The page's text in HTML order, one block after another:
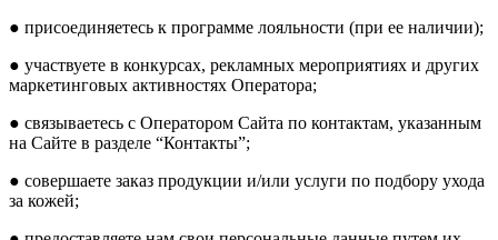
● присоединяетесь к программе лояльности (при ее наличии);
● участвуете в конкурсах, рекламных мероприятиях и других
маркетинговых активностях Оператора;
● связываетесь с Оператором Сайта по контактам, указанным
на Сайте в разделе “Контакты”;
● совершаете заказ продукции и/или услуги по подбору ухода
за кожей;